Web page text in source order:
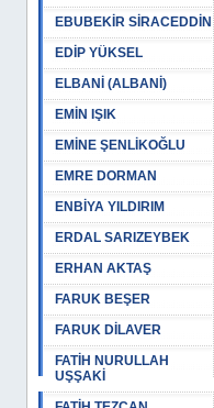
EBUBEKİR SİRACEDDİN
EDİP YÜKSEL
ELBANİ (ALBANİ)
EMİN IŞIK
EMİNE ŞENLİKOĞLU
EMRE DORMAN
ENBİYA YILDIRIM
ERDAL SARIZEYBEK
ERHAN AKTAŞ
FARUK BEŞER
FARUK DİLAVER
FATİH NURULLAH
UŞŞAKİ